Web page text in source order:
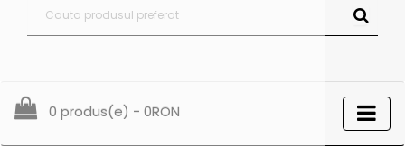
0 produs(e) - 0RON